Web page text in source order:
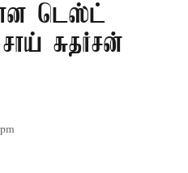
டெஸ்ட்
சுதர்சன்